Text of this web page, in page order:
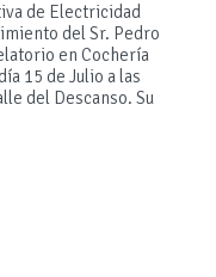
de Electricidad
del Sr. Pedro
en Cochería
15 de Julio a las
del Descanso. Su